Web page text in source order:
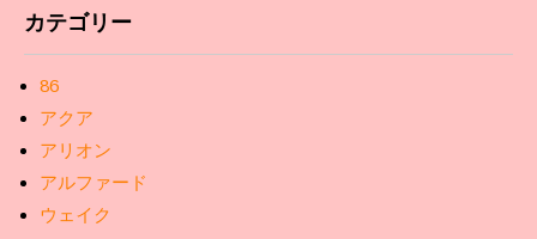
カテゴリー
86
アクア
アリオン
アルファード
ウェイク